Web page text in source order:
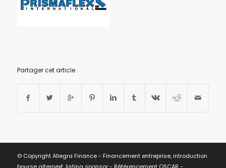
Partager cet article
© Copyright Allegra Finance - Financement entreprise, introduction